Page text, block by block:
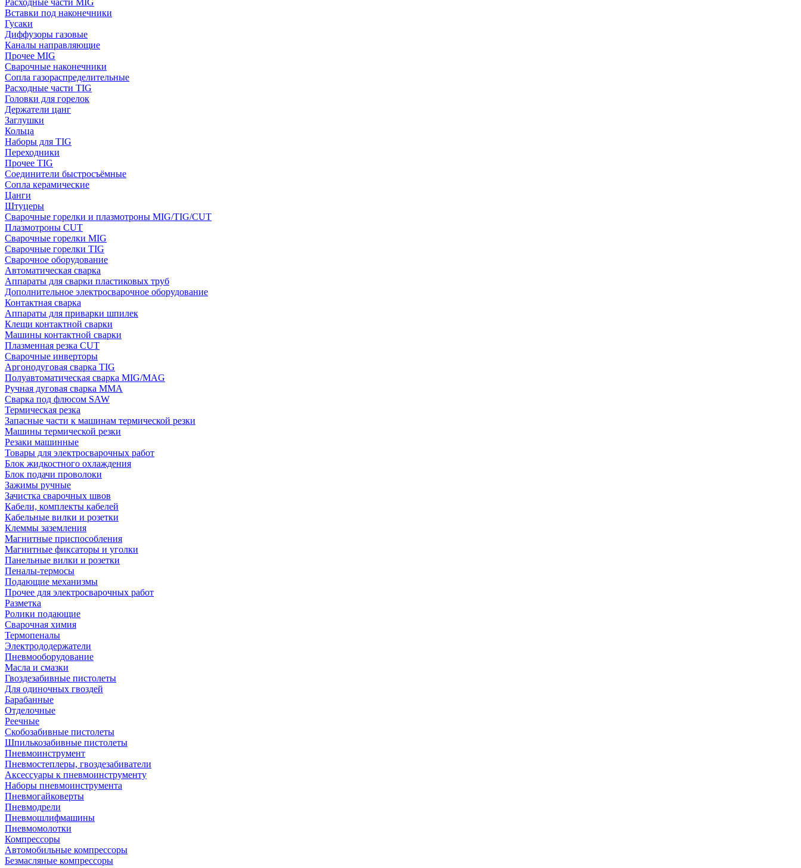
Расходные части MIG
Вставки под наконечники
Гусаки
Диффузоры газовые
Каналы направляющие
Прочее MIG
Сварочные наконечники
Сопла газораспределительные
Расходные части TIG
Головки для горелок
Держатели цанг
Заглушки
Кольца
Наборы для TIG
Переходники
Прочее TIG
Соединители быстросъёмные
Сопла керамические
Цанги
Штуцеры
Сварочные горелки и плазмотроны MIG/TIG/CUT
Плазмотроны CUT
Сварочные горелки MIG
Сварочные горелки TIG
Сварочное оборудование
Автоматическая сварка
Аппараты для сварки пластиковых труб
Дополнительное электросварочное оборудование
Контактная сварка
Аппараты для приварки шпилек
Клещи контактной сварки
Машины контактной сварки
Плазменная резка CUT
Сварочные инверторы
Аргонодуговая сварка TIG
Полуавтоматическая сварка MIG/MAG
Ручная дуговая сварка MMA
Сварка под флюсом SAW
Термическая резка
Запасные части к машинам термической резки
Машины термической резки
Резаки машинные
Товары для электросварочных работ
Блок жидкостного охлаждения
Блок подачи проволоки
Зажимы ручные
Зачистка сварочных швов
Кабели, комплекты кабелей
Кабельные вилки и розетки
Клеммы заземления
Магнитные приспособления
Магнитные фиксаторы и уголки
Панельные вилки и розетки
Пеналы-термосы
Подающие механизмы
Прочее для электросварочных работ
Разметка
Ролики подающие
Сварочная химия
Термопеналы
Электрододержатели
Пневмооборудование
Масла и смазки
Гвоздезабивные пистолеты
Для одиночных гвоздей
Барабанные
Отделочные
Реечные
Скобозабивные пистолеты
Шпилькозабивные пистолеты
Пневмоинструмент
Пневмостеплеры, гвоздезабиватели
Аксессуары к пневмоинструменту
Наборы пневмоинструмента
Пневмогайковерты
Пневмодрели
Пневмошлифмашины
Пневмомолотки
Компрессоры
Автомобильные компрессоры
Безмасляные компрессоры